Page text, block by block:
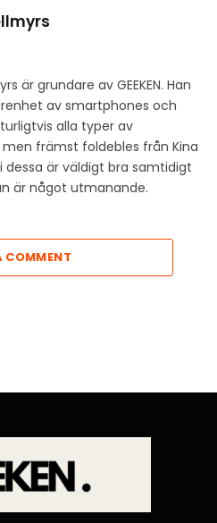
är grundare av GEEKEN. Han
av smartphones och
alla typer av
främst foldebles från Kina
dessa är väldigt bra samtidigt
är något utmanande.
COMMENT